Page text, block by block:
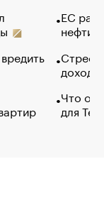
ЕС
нефти
Что
для